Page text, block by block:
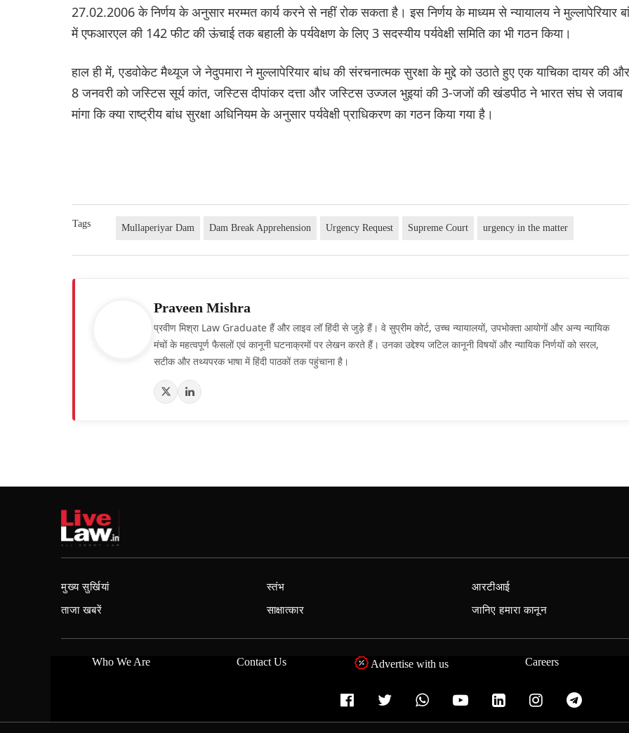
27.02.2006 के निर्णय के अनुसार मरम्मत कार्य करने से नहीं रोक सकता है। इस निर्णय के माध्यम से न्यायालय ने मुल्लापेरियार
में एफआरएल की 142 फीट की ऊंचाई तक बहाली के पर्यवेक्षण के लिए 3 सदस्यीय पर्यवेक्षी समिति का भी गठन किया।
हाल ही में, एडवोकेट मैथ्यूज जे नेदुपमारा ने मुल्लापेरियार बांध की संरचनात्मक सुरक्षा के मुद्दे को उठाते हुए एक याचिका दायर की और
8 जनवरी को जस्टिस सूर्य कांत, जस्टिस दीपांकर दत्ता और जस्टिस उज्जल भुइयां की 3-जजों की खंडपीठ ने भारत संघ से जवाब
मांगा कि क्या राष्ट्रीय बांध सुरक्षा अधिनियम के अनुसार पर्यवेक्षी प्राधिकरण का गठन किया गया है।
Tags Mullaperiyar Dam Dam Break Apprehension Urgency Request Supreme Court urgency in the matter
Praveen Mishra
प्रवीण मिश्रा Law Graduate हैं और लाइव लॉ हिंदी से जुड़े हैं। वे सुप्रीम कोर्ट, उच्च न्यायालयों, उपभोक्ता आयोगों और अन्य न्यायिक
मंचों के महत्वपूर्ण फैसलों एवं कानूनी घटनाक्रमों पर लेखन करते हैं। उनका उद्देश्य जटिल कानूनी विषयों और न्यायिक निर्णयों को सरल,
सटीक और तथ्यपरक भाषा में हिंदी पाठकों तक पहुंचाना है।
मुख्य सुर्खियां
ताजा खबरें
स्तंभ
साक्षात्कार
आरटीआई
जानिए हमारा कानून
Who We Are Contact Us Advertise with us Careers